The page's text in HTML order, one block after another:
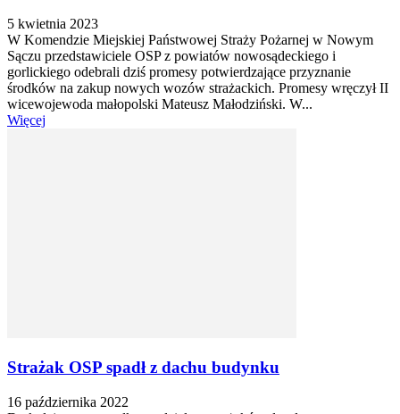
5 kwietnia 2023
W Komendzie Miejskiej Państwowej Straży Pożarnej w Nowym
Sączu przedstawiciele OSP z powiatów nowosądeckiego i
gorlickiego odebrali dziś promesy potwierdzające przyznanie
środków na zakup nowych wozów strażackich. Promesy wręczył II
wicewojewoda małopolski Mateusz Małodziński. W...
Więcej
Strażak OSP spadł z dachu budynku
16 października 2022